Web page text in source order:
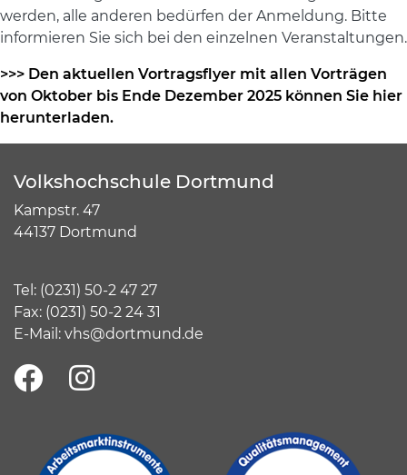
werden, alle anderen bedürfen der Anmeldung. Bitte
informieren Sie sich bei den einzelnen Veranstaltungen.
>>> Den aktuellen Vortragsflyer mit allen Vorträgen
von Oktober bis Ende Dezember 2025 können Sie hier
herunterladen.
Volkshochschule Dortmund
Kampstr. 47
44137 Dortmund
Tel: (0231) 50-2 47 27
Fax: (0231) 50-2 24 31
E-Mail: vhs@dortmund.de